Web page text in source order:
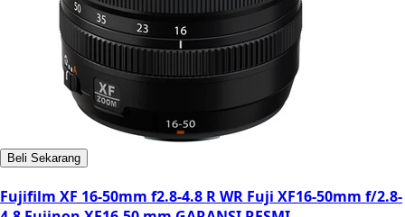
Beli Sekarang
Fujifilm XF 16-50mm f2.8-4.8 R WR Fuji XF16-50mm f/2.8-